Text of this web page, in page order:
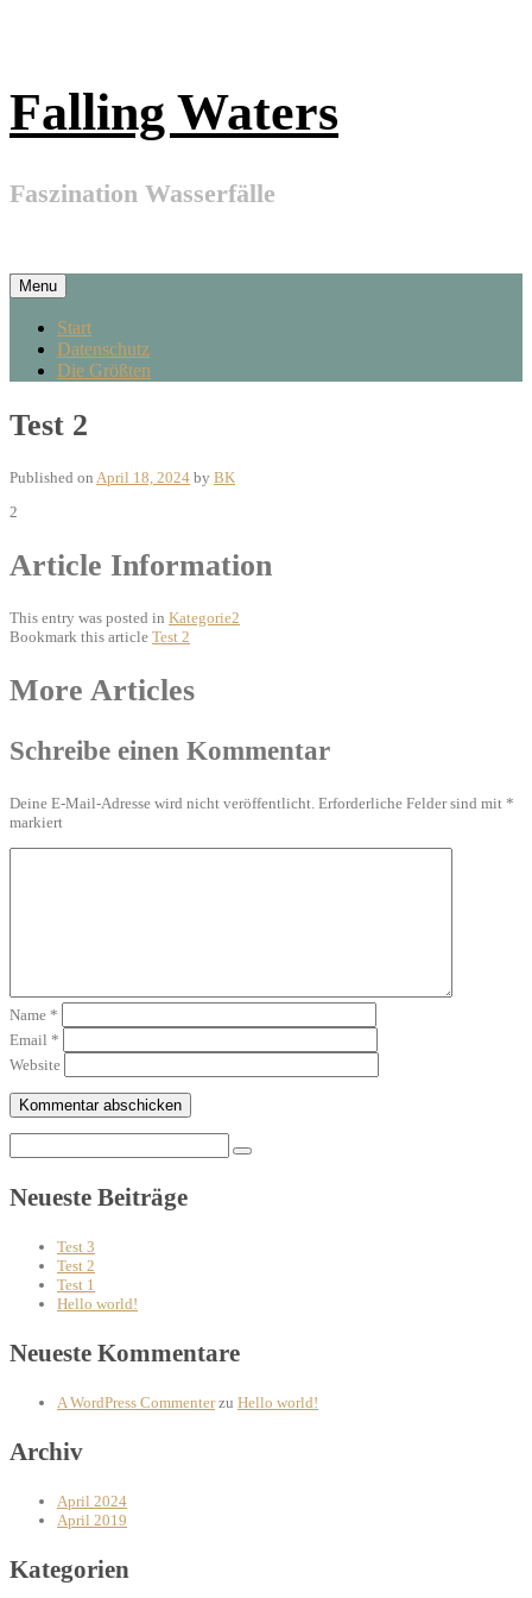
Falling Waters
Faszination Wasserfälle
Menu
content
Start
Datenschutz
Die Größten
Test 2
Published on April 18, 2024 by BK
2
Article Information
This entry was posted in Kategorie2
Bookmark this article Test 2
Post
More Articles
Schreibe einen Kommentar
Deine E-Mail-Adresse wird nicht veröffentlicht. Erforderliche Felder sind mit *
markiert
Name *
Email *
Website
for:
Neueste Beiträge
Test 3
Test 2
Test 1
Hello world!
Neueste Kommentare
A WordPress Commenterzu Hello world!
Archiv
April 2024
April 2019
Kategorien